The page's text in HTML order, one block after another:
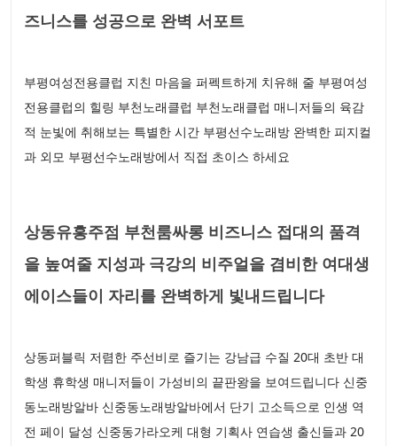
즈니스를 성공으로 완벽 서포트
부평여성전용클럽 지친 마음을 퍼펙트하게 치유해 줄 부평여성
전용클럽의 힐링 부천노래클럽 부천노래클럽 매니저들의 육감
적 눈빛에 취해보는 특별한 시간 부평선수노래방 완벽한 피지컬
과 외모 부평선수노래방에서 직접 초이스 하세요
상동유흥주점 부천룸싸롱 비즈니스 접대의 품격
을 높여줄 지성과 극강의 비주얼을 겸비한 여대생
에이스들이 자리를 완벽하게 빛내드립니다
상동퍼블릭 저렴한 주선비로 즐기는 강남급 수질 20대 초반 대
학생 휴학생 매니저들이 가성비의 끝판왕을 보여드립니다 신중
동노래방알바 신중동노래방알바에서 단기 고소득으로 인생 역
전 페이 달성 신중동가라오케 대형 기획사 연습생 출신들과 20